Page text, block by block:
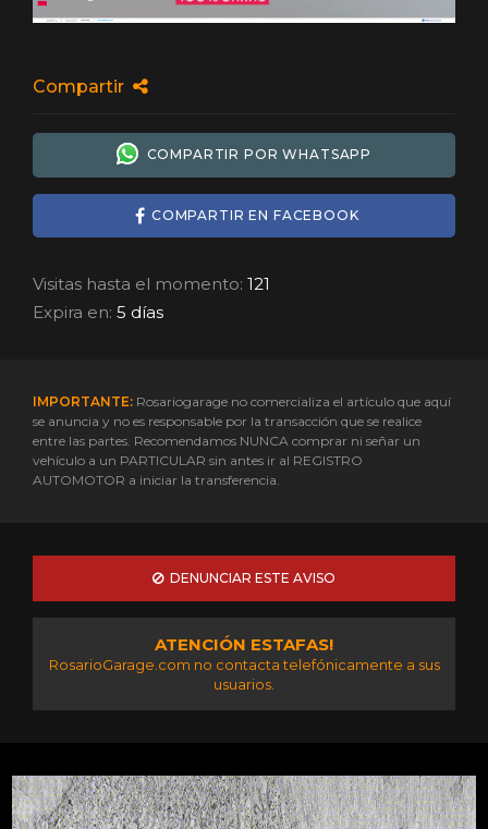
Compartir
COMPARTIR POR WHATSAPP
COMPARTIR EN FACEBOOK
Visitas hasta el momento: 121
Expira en: 5 días
IMPORTANTE: Rosariogarage no comercializa el artículo que aquí
se anuncia y no es responsable por la transacción que se realice
entre las partes. Recomendamos NUNCA comprar ni señar un
vehículo a un PARTICULAR sin antes ir al REGISTRO
AUTOMOTOR a iniciar la transferencia.
DENUNCIAR ESTE AVISO
ATENCIÓN ESTAFAS!
RosarioGarage.com no contacta telefónicamente a sus
usuarios.